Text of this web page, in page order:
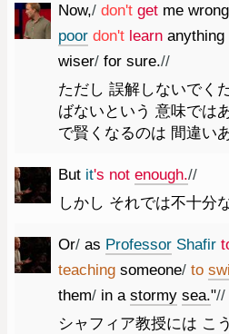
Now,/ don't get me wrong
poor don't learn anything
wiser/ for sure.//
ただし 誤解しないでく
ばないという 意味では
で賢くなるのは 間違い
But it's not enough.//
しかし それでは不十分
Or/ as Professor Shafir
teaching someone/ to
them/ in a stormy sea."//
シャフィア教授には こ